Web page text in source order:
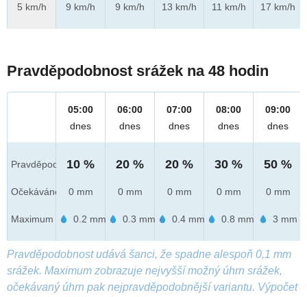
5 km/h
9 km/h
9 km/h
13 km/h
11 km/h
17 km/h
Pravděpodobnost srážek na 48 hodin
Pravděpod.
Očekáváno
Maximum
05:00
dnes
10 %
0 mm
0.2 mm
06:00
dnes
20 %
0 mm
0.3 mm
07:00
dnes
20 %
0 mm
0.4 mm
08:00
dnes
30 %
0 mm
0.8 mm
09:00
dnes
50 %
0 mm
3 mm
Pravděpodobnost udává šanci, že spadne alespoň 0,1 mm
srážek. Maximum zobrazuje nejvyšší možný úhrn srážek,
očekávaný úhrn pak nejpravděpodobnější variantu. Výpočet